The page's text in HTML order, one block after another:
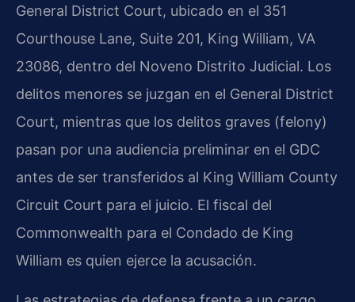
General District Court, ubicado en el 351
Courthouse Lane, Suite 201, King William, VA
23086, dentro del Noveno Distrito Judicial. Los
delitos menores se juzgan en el General District
Court, mientras que los delitos graves (felony)
pasan por una audiencia preliminar en el GDC
antes de ser transferidos al King William County
Circuit Court para el juicio. El fiscal del
Commonwealth para el Condado de King
William es quien ejerce la acusación.